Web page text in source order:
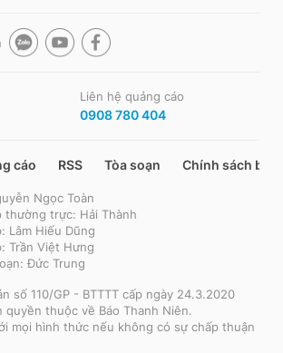
Liên hệ quảng cáo
0908 780 404
cáo RSS Tòa soạn Chính sách bảo
Ngọc Toàn
thường trực: Hải Thành
Lâm Hiếu Dũng
Trần Việt Hưng
Đức Trung
số 110/GP - BTTTT cấp ngày 24.3.2020
thuộc về Báo Thanh Niên.
mọi hình thức nếu không có sự chấp thuận